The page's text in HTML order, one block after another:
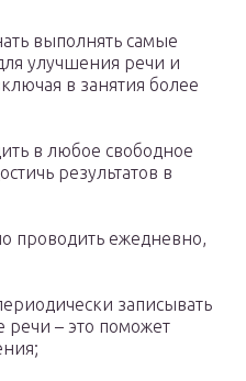
выполнять самые
улучшения речи и
в занятия более
в любое свободное
результатов в
проводить ежедневно,
записывать
речи – это поможет